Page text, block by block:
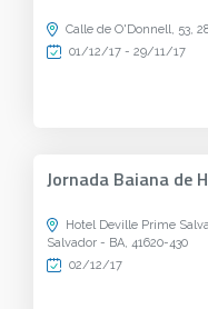
Calle de O'Donnell, 53,
01/12/17 - 29/11/17
Jornada Baiana de
Hotel Deville Prime
Salvador - BA, 41620-430
02/12/17